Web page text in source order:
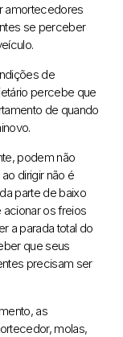
amortecedores
se perceber
de
percebe que
de quando
podem não
dirigir não é
parte de baixo
os freios
a parada total do
que seus
precisam ser
as
molas,